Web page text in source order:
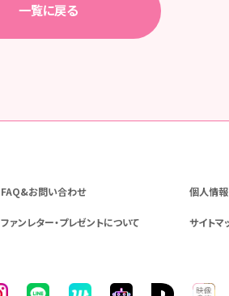
一覧に戻る
FAQ&お問い合わせ 個人情
ファンレター・プレゼントについて サイトマ